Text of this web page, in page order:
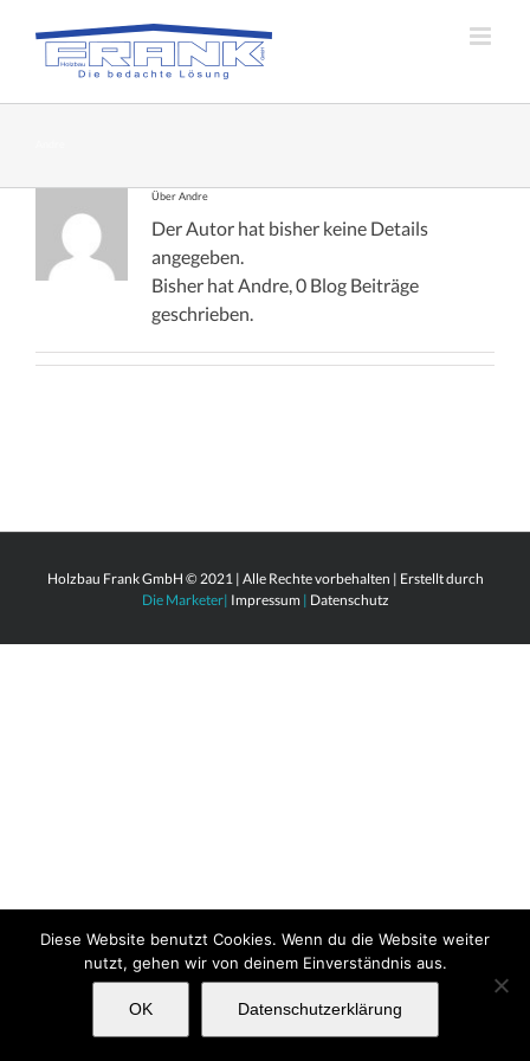
Inhalt
springen
ÜberAndre
Der Autor hat bisher keine Details
angegeben.
Bisher hat Andre, 0 Blog Beiträge
geschrieben.
Holzbau Frank GmbH © 2021 | Alle Rechte vorbehalten | Erstellt durch
Die Marketer| Impressum | Datenschutz
Diese Website benutzt Cookies. Wenn du die Website weiter
nutzt, gehen wir von deinem Einverständnis aus.
OK Datenschutzerklärung